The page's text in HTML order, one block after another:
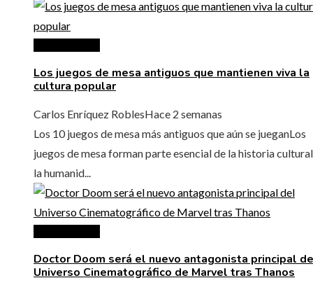
Los juegos de mesa antiguos que mantienen viva la
cultura popular
Carlos Enríquez RoblesHace 2 semanas
Los 10 juegos de mesa más antiguos que aún se jueganLos
juegos de mesa forman parte esencial de la historia
la humanid...
Doctor Doom será el nuevo antagonista principal
Universo Cinematográfico de Marvel tras Thanos